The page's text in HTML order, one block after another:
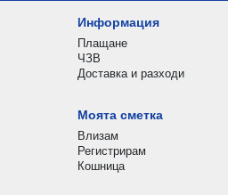
Информация
Плащане
ЧЗВ
Доставка и разходи
Моята сметка
Влизам
Регистрирам
Кошница